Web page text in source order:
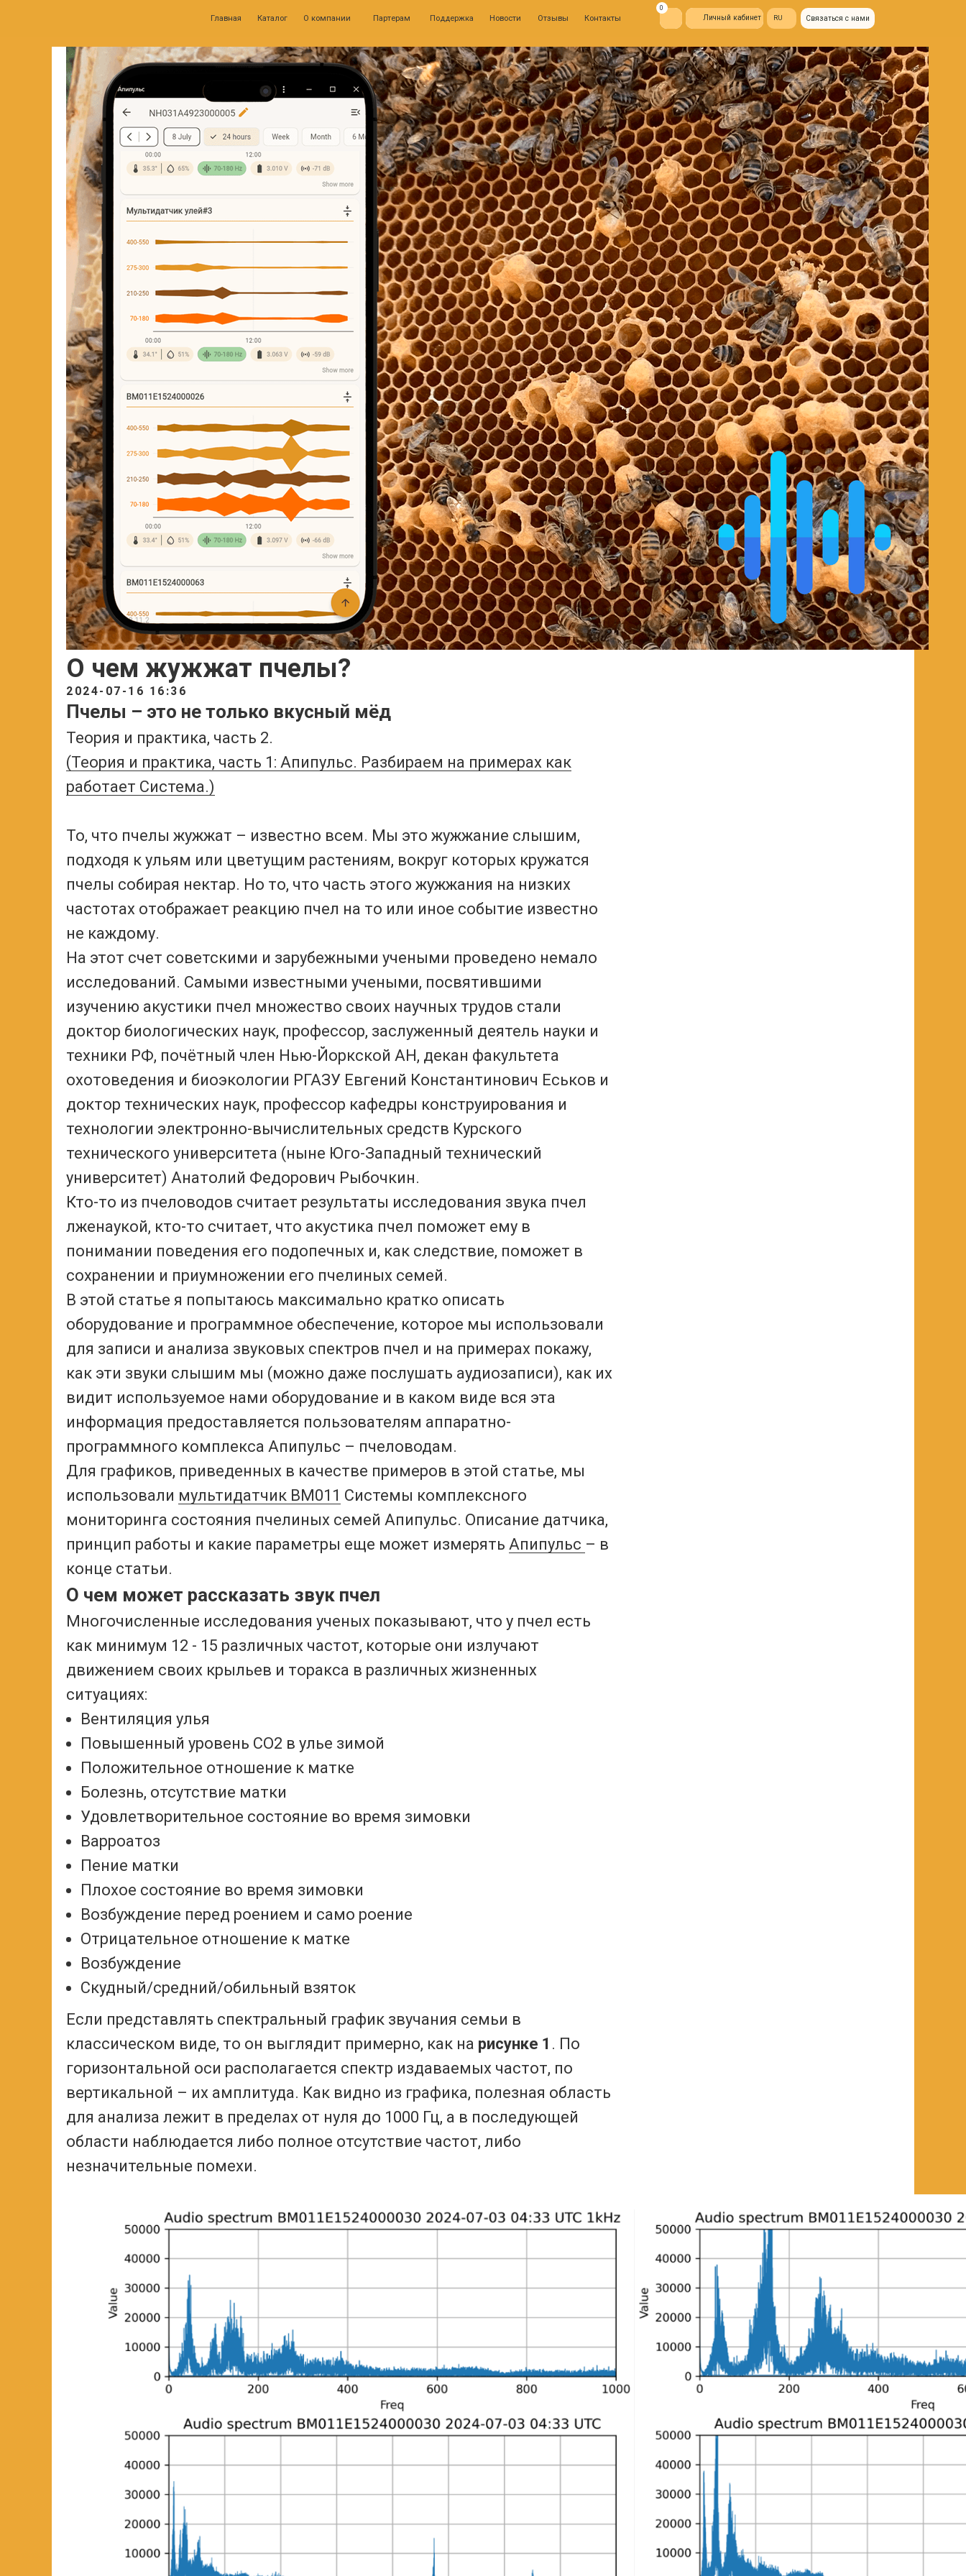
Главная Каталог О компании Партерам Поддержка Новости Контакты
Отзывы Связаться с нами
Личный кабинет
О чем жужжат пчелы?
2024-07-16 16:36
Пчелы – это не только вкусный мёд
Теория и практика, часть 2.
(Теория и практика, часть 1: Апипульс. Разбираем на примерах как
работает Система.)
То, что пчелы жужжат – известно всем. Мы это жужжание слышим,
подходя к ульям или цветущим растениям, вокруг которых кружатся
пчелы собирая нектар. Но то, что часть этого жужжания на низких
частотах отображает реакцию пчел на то или иное событие известно
не каждому.
На этот счет советскими и зарубежными учеными проведено немало
исследований. Самыми известными учеными, посвятившими
изучению акустики пчел множество своих научных трудов стали
доктор биологических наук, профессор, заслуженный деятель науки и
техники РФ, почётный член Нью-Йоркской АН, декан факультета
охотоведения и биоэкологии РГАЗУ Евгений Константинович Еськов и
доктор технических наук, профессор кафедры конструирования и
технологии электронно-вычислительных средств Курского
технического университета (ныне Юго-Западный технический
университет) Анатолий Федорович Рыбочкин.
Кто-то из пчеловодов считает результаты исследования звука пчел
лженаукой, кто-то считает, что акустика пчел поможет ему в
понимании поведения его подопечных и, как следствие, поможет в
сохранении и приумножении его пчелиных семей.
В этой статье я попытаюсь максимально кратко описать
оборудование и программное обеспечение, которое мы использовали
для записи и анализа звуковых спектров пчел и на примерах покажу,
как эти звуки слышим мы (можно даже послушать аудиозаписи), как их
видит используемое нами оборудование и в каком виде вся эта
информация предоставляется пользователям аппаратно-
программного комплекса Апипульс – пчеловодам.
Для графиков, приведенных в качестве примеров в этой статье, мы
использовали мультидатчик BM011 Системы комплексного
мониторинга состояния пчелиных семей Апипульс. Описание датчика,
принцип работы и какие параметры еще может измерять Апипульс – в
конце статьи.
О чем может рассказать звук пчел
Многочисленные исследования ученых показывают, что у пчел есть
как минимум 12 - 15 различных частот, которые они излучают
движением своих крыльев и торакса в различных жизненных
ситуациях:
Вентиляция улья
Повышенный уровень СО2 в улье зимой
Положительное отношение к матке
Болезнь, отсутствие матки
Удовлетворительное состояние во время зимовки
Варроатоз
Пение матки
Плохое состояние во время зимовки
Возбуждение перед роением и само роение
Отрицательное отношение к матке
Возбуждение
Скудный/средний/обильный взяток
Если представлять спектральный график звучания семьи в
классическом виде, то он выглядит примерно, как на рисунке 1 . По
горизонтальной оси располагается спектр издаваемых частот, по
вертикальной – их амплитуда. Как видно из графика, полезная область
для анализа лежит в пределах от нуля до 1000 Гц, а в последующей
области наблюдается либо полное отсутствие частот, либо
незначительные помехи.